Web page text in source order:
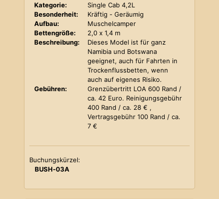
Kategorie:
Single Cab 4,2L
Besonderheit:
Kräftig - Geräumig
Aufbau:
Muschelcamper
Bettengröße:
2,0 x 1,4 m
Beschreibung:
Dieses Model ist für ganz
Namibia und Botswana
geeignet, auch für Fahrten in
Trockenflussbetten, wenn
auch auf eigenes Risiko.
Gebühren:
Grenzübertritt LOA 600 Rand /
ca. 42 Euro. Reinigungsgebühr
400 Rand / ca. 28 € ,
Vertragsgebühr 100 Rand / ca.
7 €
Buchungskürzel:
BUSH-03A